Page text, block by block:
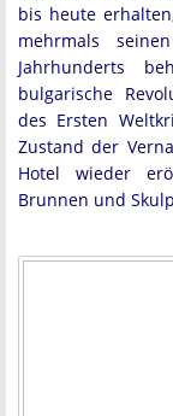
bis heute
mehrmals
Jahrhunderts
bulgarische
des Ersten
Zustand der
Hotel wieder
Brunnen und